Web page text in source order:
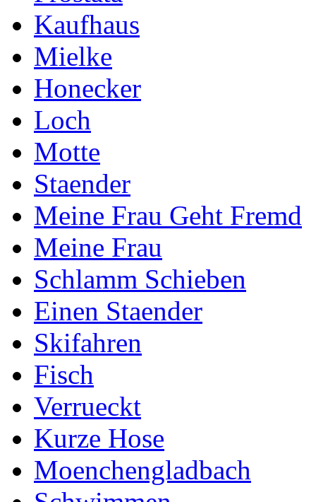
Kaufhaus
Mielke
Honecker
Loch
Motte
Staender
Meine Frau Geht Fremd
Meine Frau
Schlamm Schieben
Einen Staender
Skifahren
Fisch
Verrueckt
Kurze Hose
Moenchengladbach